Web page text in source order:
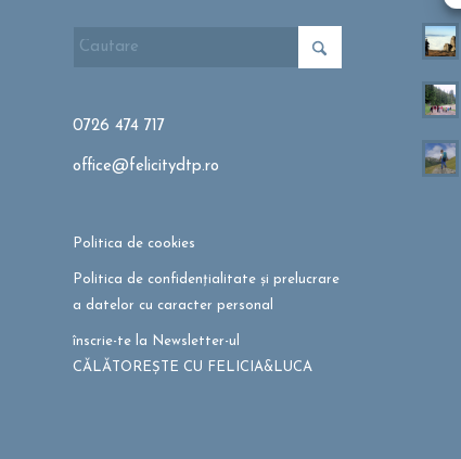
0726 474 717
office@felicitydtp.ro
Politica de cookies
Politica de confidențialitate și prelucrare
a datelor cu caracter personal
înscrie-te la Newsletter-ul
CĂLĂTOREȘTE CU FELICIA&LUCA